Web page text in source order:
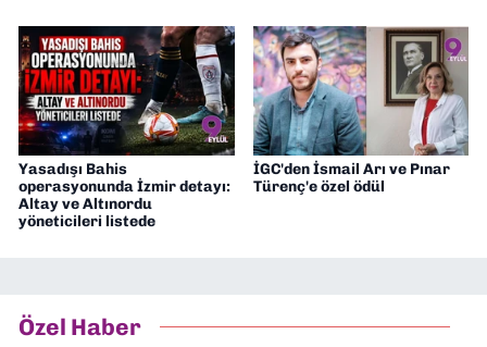
Yasadışı Bahis
operasyonunda İzmir detayı:
Altay ve Altınordu
yöneticileri listede
İGC'den İsmail Arı ve Pınar
Türenç'e özel ödül
Özel Haber